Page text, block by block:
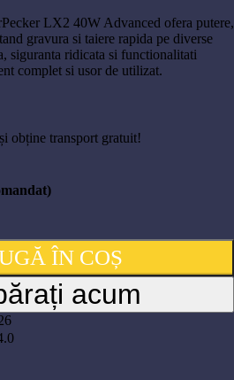
LX2 40W Advanced ofera putere,
gravura si taiere rapida pe diverse
siguranta ridicata si functionalitati
complet si usor de utilizat.
obține transport gratuit!
ÎN COȘ
acum